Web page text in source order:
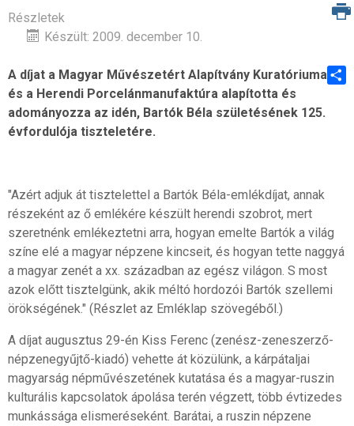
Részletek
Készült: 2009. december 10.
A díjat a Magyar Művészetért Alapítvány Kuratóriuma
és a Herendi Porcelánmanufaktúra alapította és
adományozza az idén, Bartók Béla születésének 125.
évfordulója tiszteletére.
"Azért adjuk át tisztelettel a Bartók Béla-emlékdíjat, annak
részeként az ő emlékére készült herendi szobrot, mert
szeretnénk emlékeztetni arra, hogyan emelte Bartók a világ
színe elé a magyar népzene kincseit, és hogyan tette naggyá
a magyar zenét a xx. században az egész világon. S most
azok előtt tisztelgünk, akik méltó hordozói Bartók szellemi
örökségének." (Részlet az Emléklap szövegéből.)
A díjat augusztus 29-én Kiss Ferenc (zenész-zeneszerző-
népzenegyűjtő-kiadó) vehette át közülünk, a kárpátaljai
magyarság népművészetének kutatása és a magyar-ruszin
kulturális kapcsolatok ápolása terén végzett, több évtizedes
munkássága elismeréseként. Barátai, a ruszin népzene